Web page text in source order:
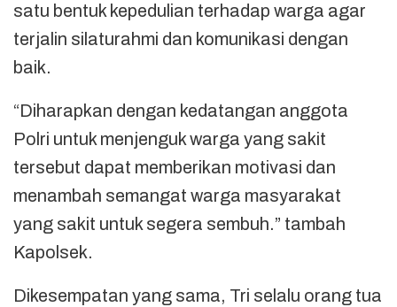
satu bentuk kepedulian terhadap warga agar
terjalin silaturahmi dan komunikasi dengan
baik.
“Diharapkan dengan kedatangan anggota
Polri untuk menjenguk warga yang sakit
tersebut dapat memberikan motivasi dan
menambah semangat warga masyarakat
yang sakit untuk segera sembuh.” tambah
Kapolsek.
Dikesempatan yang sama, Tri selalu orang tua